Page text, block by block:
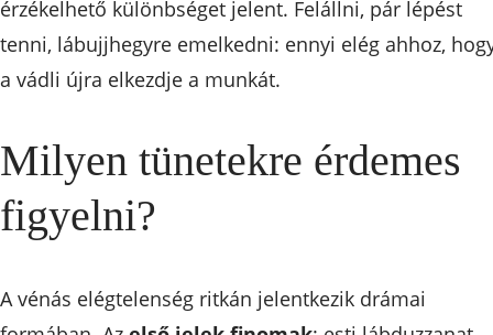
érzékelhető különbséget jelent. Felállni, pár lépést
tenni, lábujjhegyre emelkedni: ennyi elég ahhoz,
a vádli újra elkezdje a munkát.
Milyen tünetekre érdemes
figyelni?
A vénás elégtelenség ritkán jelentkezik drámai